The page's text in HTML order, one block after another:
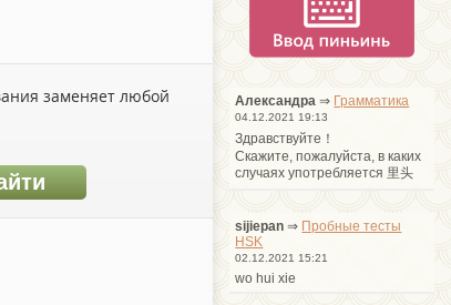
заменяет любой
Александра ⇒ Грамматика
04.12.2021 19:13
Здравствуйте！
Cкажите, пожалуйста, в каких
случаях употребляется 里头
sijiepan ⇒ Пробные тесты
HSK
02.12.2021 15:21
wo hui xie